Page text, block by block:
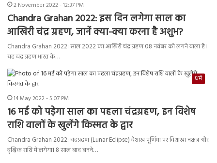
2 November 2022 - 12:37 PM
Chandra Grahan 2022: इस दिन लगेगा साल का
आखिरी चंद्र ग्रहण, जानें क्या-क्या करना है अशुभ?
Chandra Grahan 2022: साल 2022 का आखिरी चंद्र ग्रहण 08 नवंबर को लगने वाला है।
यह चंद्र ग्रहण भारत के…
धर्म
14 May 2022 - 5:07 PM
16 मई को पड़ेगा साल का पहला चंद्रग्रहण, इन विशेष
राशि वालों के खुलेंगे किस्मत के द्वार
Chandra Grahan 2022: चंद्रग्रहण (Lunar Eclipse) वैशाख पूर्णिमा पर विशाखा नक्षत्र और
वृश्चिक राशि में लगेगा। 8 साल बाद बनने…